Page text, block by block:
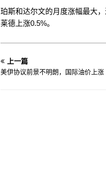
珀斯和达尔文的月度涨幅最大
莱德上涨0.5%。
上一篇
美伊协议前景不明朗，国际油价上涨